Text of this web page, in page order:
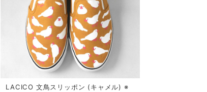
LACICO 文鳥スリッポン (キャメル) ※